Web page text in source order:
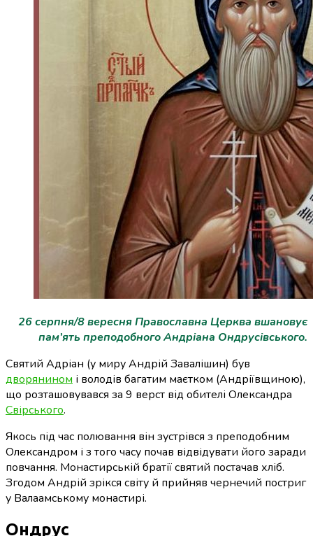
26 серпня/8 вересня Православна Церква вшановує
пам’ять преподобного Андріана Ондрусівського.
Святий Адріан (у миру Андрій Завалішин) був
дворянином і володів багатим маєтком (Андріївщиною),
що розташовувався за 9 верст від обителі Олександра
Свірського.
Якось під час полювання він зустрівся з преподобним
Олександром і з того часу почав відвідувати його заради
повчання. Монастирській братії святий постачав хліб.
Згодом Андрій зрікся світу й прийняв чернечий постриг
у Валаамському монастирі.
Ондрус